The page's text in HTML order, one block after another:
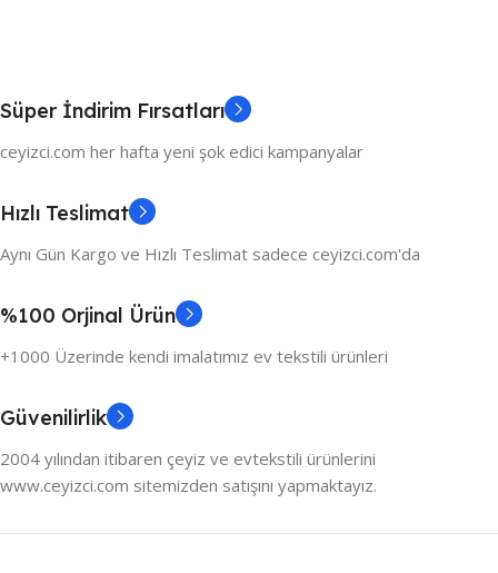
Süper İndirim Fırsatları
ceyizci.com her hafta yeni şok edici kampanyalar
Hızlı Teslimat
Aynı Gün Kargo ve Hızlı Teslimat sadece ceyizci.com'da
%100 Orjinal Ürün
+1000 Üzerinde kendi imalatımız ev tekstili ürünleri
Güvenilirlik
2004 yılından itibaren çeyiz ve evtekstili ürünlerini
www.ceyizci.com sitemizden satışını yapmaktayız.